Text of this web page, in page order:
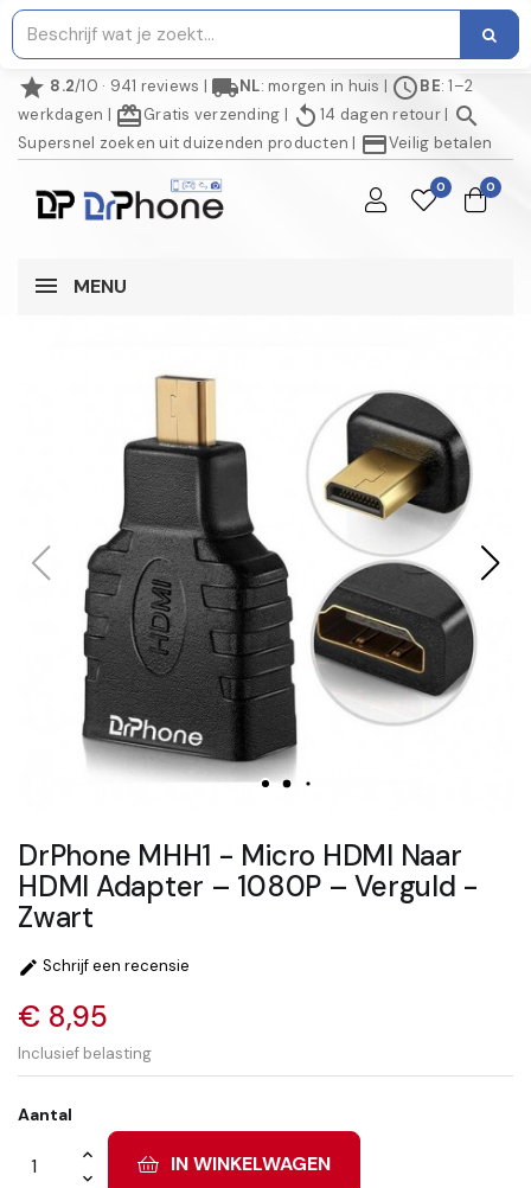
star 8.2/10 · 941 reviews | local_shippingNL: morgen in huis | scheduleBE: 1–2
werkdagen | redeemGratis verzending | replay 14 dagen retour| search
Supersnel zoeken uit duizenden producten | credit_cardVeilig betalen
0 0
MENU
DrPhone MHH1 - Micro HDMI Naar
HDMI Adapter – 1080P – Verguld -
Zwart
 Schrijf een recensie
€ 8,95
Inclusief belasting
Aantal
IN WINKELWAGEN